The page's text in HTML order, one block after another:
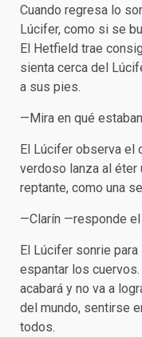
Cuando regresa lo
Lúcifer, como si se
El Hetfield trae
sienta cerca del
a sus pies.
—Mira en qué
El Lúcifer observa el
verdoso lanza al éter
reptante, como una
—Clarín —responde
El Lúcifer sonrie
espantar los
acabará y no va a
del mundo, sentirse
todos.